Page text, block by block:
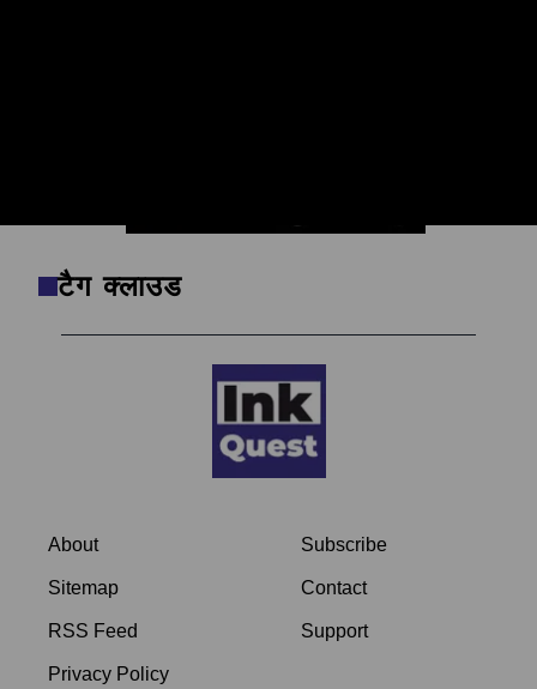
टैग क्लाउड
About
Sitemap
RSS Feed
Privacy Policy
Subscribe
Contact
Support